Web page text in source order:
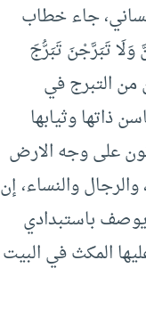
جاء خطاب
وَلَا تَبَرَّجْنَ تَبَرُّجَ
من التبرج في
ذاتها وثيابها
على وجه الارض
والنساء، إن
يوصف باستبدادي
المكث في البيت